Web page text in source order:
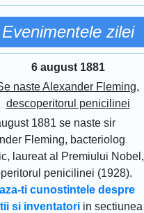
Evenimentele zilei
6 august 1881
naste Alexander Fleming,
descoperitorul penicilinei
1881 se naste sir
Fleming, bacteriolog
laureat al Premiului Nobel,
penicilinei (1928).
ti cunostintele despre
si inventatori in sectiunea